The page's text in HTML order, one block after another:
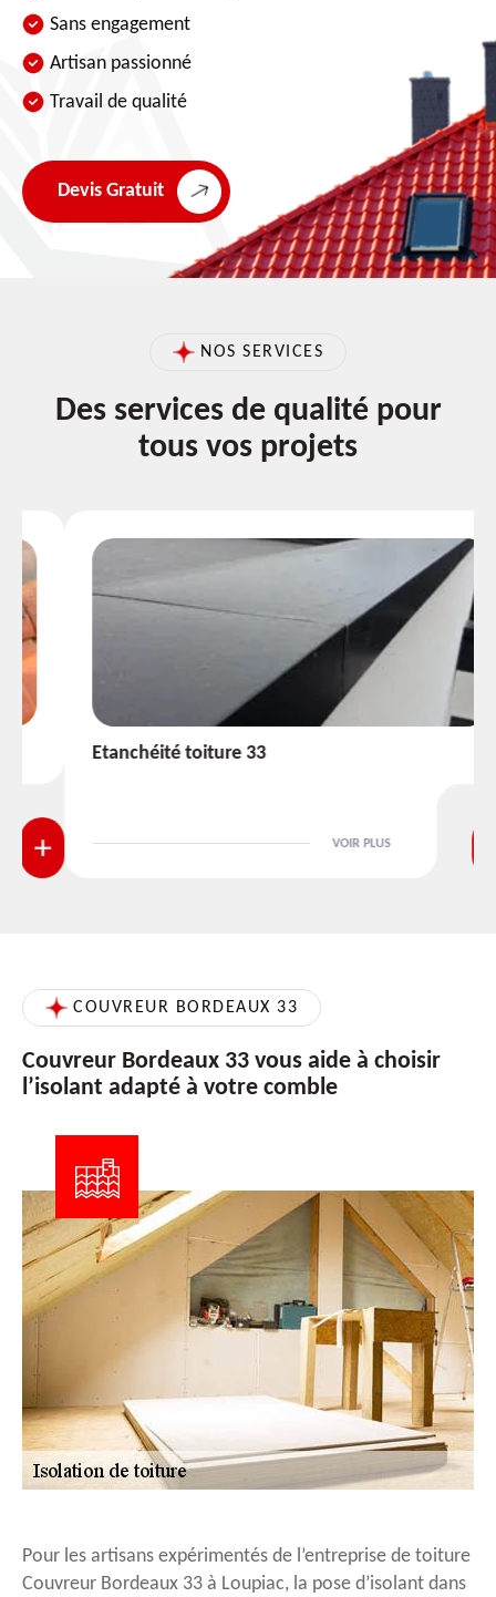
Sans engagement
Artisan passionné
Travail de qualité
Devis Gratuit
NOS SERVICES
Des services de qualité pour
tous vos projets
Etanchéité toiture 33
VOIR PLUS
COUVREUR BORDEAUX 33
Couvreur Bordeaux 33 vous aide à choisir
l’isolant adapté à votre comble
Pour les artisans expérimentés de l’entreprise de toiture
Couvreur Bordeaux 33 à Loupiac, la pose d’isolant dans